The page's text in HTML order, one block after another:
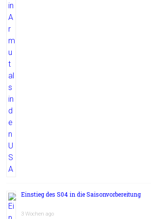
Einstieg des S04 in die Saisonvorbereitung
3 Wochen ago